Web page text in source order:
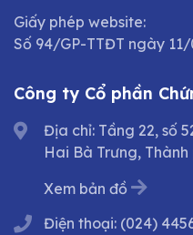
Giấy phép website:
Số 94/GP-TTĐT ngày
Công ty Cổ phần
Địa chỉ: Tầng 22, số
Hai Bà Trưng,
Xem bản đồ
Điện thoại: (024)